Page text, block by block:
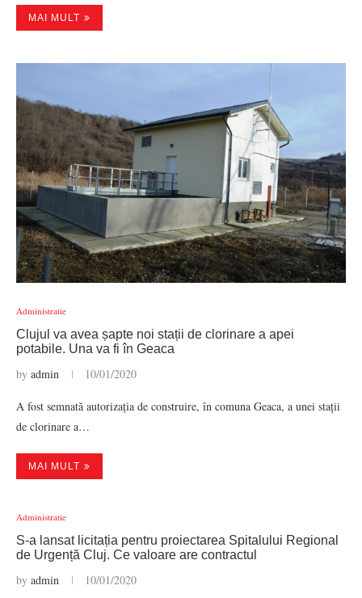
MAI MULT
Administratie
Clujul va avea șapte noi stații de clorinare a apei
potabile. Una va fi în Geaca
by admin 10/01/2020
A fost semnată autorizația de construire, în comuna Geaca, a unei stații
de clorinare a…
MAI MULT
Administratie
S-a lansat licitația pentru proiectarea Spitalului Regional
de Urgență Cluj. Ce valoare are contractul
by admin 10/01/2020